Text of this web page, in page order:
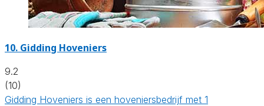
10. Gidding Hoveniers
9.2
(10)
Gidding Hoveniers is een hoveniersbedrijf met 1